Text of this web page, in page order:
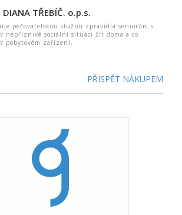
DIANA TŘEBÍČ. o.p.s.
pečovatelskou službu zpravidla seniorům s
nepříznivé sociální situaci žít doma a co
pobytovém zařízení.
PŘISPĚT NÁKUPEM